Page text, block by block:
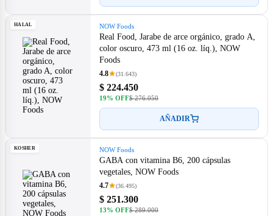
HALAL NOW Foods
Real Food, Jarabe de arce orgánico, grado A,
color oscuro, 473 ml (16 oz. líq.), NOW
Foods
4.8 (31.643)
$ 224.450
19% OFF$ 276.050
AÑADIR
KOSHER NOW Foods
GABA con vitamina B6, 200 cápsulas
vegetales, NOW Foods
4.7 (36.495)
$ 251.300
13% OFF$ 289.000